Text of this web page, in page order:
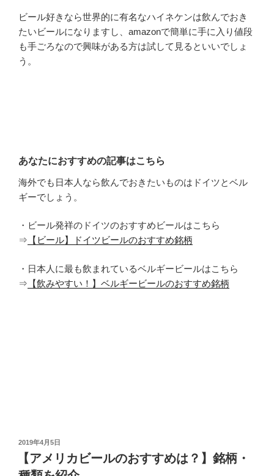
ビール好きなら世界的に有名なハイネケンは飲んでおき
たいビールになりますし、amazonで簡単に手に入り値段
も手ごろなので興味がある方は試して見るといいでしょ
う。
あなたにおすすめの記事はこちら
海外でも日本人なら飲んでおきたいものはドイツとベル
ギーでしょう。
・ビール発祥のドイツのおすすめビールはこちら
⇒ 【ビール】ドイツビールのおすすめ銘柄
・日本人に最も飲まれているベルギービールはこちら
⇒ 【飲みやすい！】ベルギービールのおすすめ銘柄
投
稿
日:
2019年4月5日
【アメリカビールのおすすめは？】銘柄・